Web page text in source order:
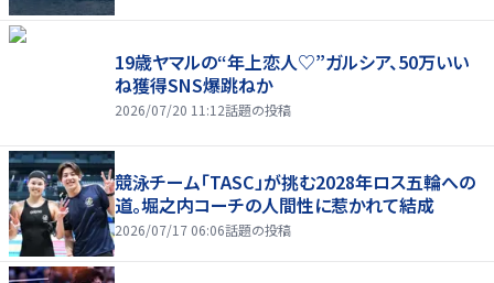
19歳ヤマルの“年上恋人♡”ガルシア、50万いい
ね獲得SNS爆跳ねか
2026/07/20 11:12話題の投稿
競泳チーム「TASC」が挑む2028年ロス五輪への
道。堀之内コーチの人間性に惹かれて結成
2026/07/17 06:06話題の投稿